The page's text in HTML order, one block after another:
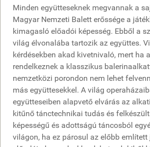
Minden együtteseknek megvannak a
Magyar Nemzeti Balett erőssége a
kimagasló előadói képesség. Ebből a
világ élvonalába tartozik az együttes.
kérdésekben akad kivetnivaló, mert ha
rendelkeznek a klasszikus
nemzetközi porondon nem lehet
más együttesekkel. A világ
együtteseiben alapvető elvárás az
kitűnő tánctechnikai tudás és
képességű és adottságú táncosból
világon, ha ez párosul az előbb említett